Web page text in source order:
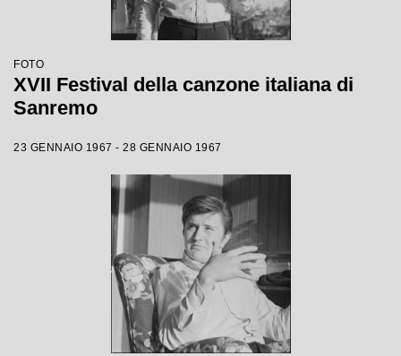
FOTO
XVII Festival della canzone italiana di
Sanremo
23 GENNAIO 1967 - 28 GENNAIO 1967